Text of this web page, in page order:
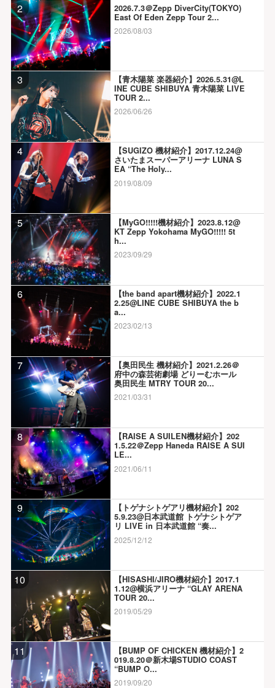
2
2026.7.3＠Zepp DiverCity(TOKYO)
East Of Eden Zepp Tour 2...
2026/08/03
3
【青木陽菜 楽器紹介】2026.5.31@L
INE CUBE SHIBUYA 青木陽菜 LIVE
TOUR 2...
2026/06/26
4
【SUGIZO 機材紹介】2017.12.24@
さいたまスーパーアリーナ LUNA S
EA “The Holy...
2019/08/09
5
【MyGO!!!!!機材紹介】2023.8.12@
KT Zepp Yokohama MyGO!!!!! 5t
h...
2023/09/29
6
【the band apart機材紹介】2022.1
2.25@LINE CUBE SHIBUYA the b
a...
2023/02/13
7
【奥田民生 機材紹介】2021.2.26＠
府中の森芸術劇場 どりーむホール
奥田民生 MTRY TOUR 20...
2021/03/31
8
【RAISE A SUILEN機材紹介】202
1.5.22＠Zepp Haneda RAISE A SUI
LE...
2021/06/11
9
【トゲナシトゲアリ機材紹介】202
5.9.23@日本武道館 トゲナシトゲア
リ LIVE in 日本武道館 “奏...
2025/12/12
10
【HISASHI/JIRO機材紹介】2017.1
1.12@横浜アリーナ “GLAY ARENA
TOUR 20...
2019/05/29
11
【BUMP OF CHICKEN 機材紹介】2
019.8.20＠新木場STUDIO COAST
“BUMP O...
2019/09/20